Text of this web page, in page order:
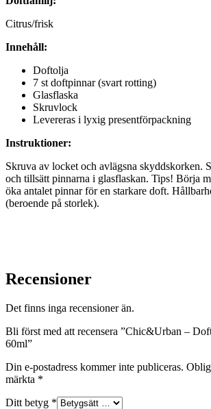
Citrus/frisk
Innehåll:
Doftolja
7 st doftpinnar (svart rotting)
Glasflaska
Skruvlock
Levereras i lyxig presentförpackning
Instruktioner:
Skruva av locket och avlägsna skyddskorken.
och tillsätt pinnarna i glasflaskan. Tips! Börja
öka antalet pinnar för en starkare doft.
(beroende på storlek).
Recensioner
Det finns inga recensioner än.
Bli först med att recensera ”Chic&Urban –
60ml”
Din e-postadress kommer inte publiceras.
märkta *
Ditt betyg *